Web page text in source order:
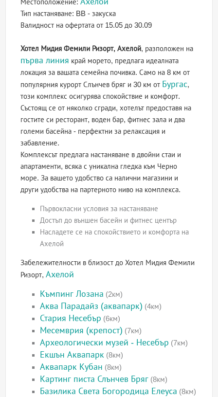
Местоположение:
Тип настаняване: BB - закуска
Валидност на офертатаот 15.05 до 30.09
Хотел Мидия Фемили Ризорт, Ахелой, разположен на
първа линия край морето, предлага идеалната
локация за вашата семейна почивка. Само на 8 км от
популярния курорт Слънчев бряг и 30 км от Бургас,
този комплекс осигурява спокойствие и комфорт.
Състоящ се от няколко сгради, хотелът предоставя на
гостите си ресторант, воден бар, фитнес зала и два
големи басейна - перфектни за релаксация и
забавление.
Комплексът предлага настаняване в двойни стаи и
апартаменти, всяка с уникална гледка към Черно
море. За вашето удобство са налични магазини и
други удобства на партерното ниво на комплекса.
Първокласни условия за настаняване
Достъп до външен басейн и фитнес център
Насладете се на спокойствието и комфорта на
Ахелой
Забележителности в близост до Хотел Мидия Фемили
Ризорт,Ахелой
Къмпинг Лозана (2км)
Аква Парадайз (аквапарк) (4км)
Стария Несебър (6км)
Месемврия (крепост) (7км)
Археологически музей - Несебър (7км)
Екшън Аквапарк (8км)
Аквапарк Кубан (8км)
Картинг писта Слънчев Бряг (8км)
Базилика Света Богородица Елеуса (8км)